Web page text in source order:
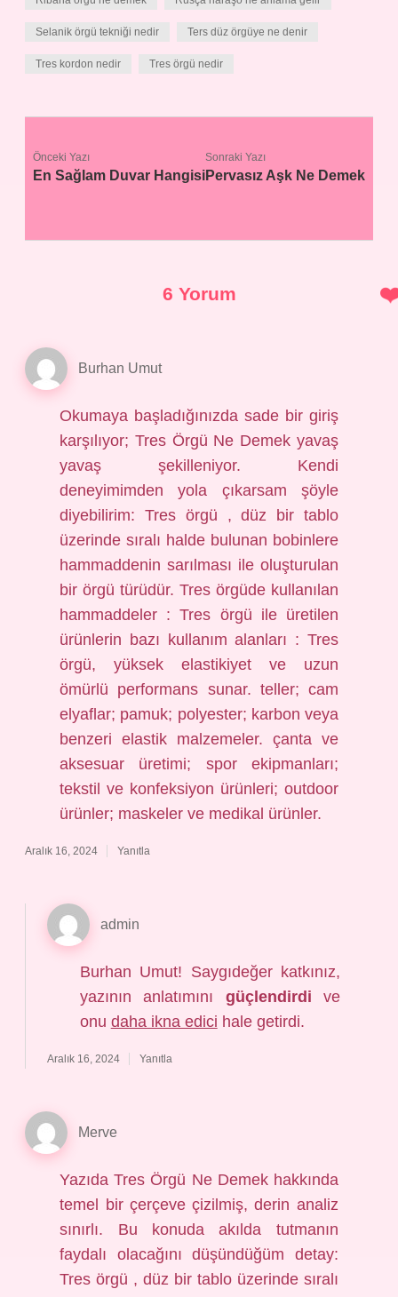
Selanik örgü tekniği nedir Ters düz örgüye ne denir
Tres kordon nedir Tres örgü nedir
Önceki Yazı
En Sağlam Duvar Hangisi
Sonraki Yazı
Pervasız Aşk Ne Demek
6 Yorum
Burhan Umut
Okumaya başladığınızda sade bir giriş
karşılıyor; Tres Örgü Ne Demek yavaş
yavaş şekilleniyor. Kendi
deneyimimden yola çıkarsam şöyle
diyebilirim: Tres örgü , düz bir tablo
üzerinde sıralı halde bulunan bobinlere
hammaddenin sarılması ile oluşturulan
bir örgü türüdür. Tres örgüde kullanılan
hammaddeler : Tres örgü ile üretilen
ürünlerin bazı kullanım alanları : Tres
örgü, yüksek elastikiyet ve uzun
ömürlü performans sunar. teller; cam
elyaflar; pamuk; polyester; karbon veya
benzeri elastik malzemeler. çanta ve
aksesuar üretimi; spor ekipmanları;
tekstil ve konfeksiyon ürünleri; outdoor
ürünler; maskeler ve medikal ürünler.
Aralık 16, 2024 Yanıtla
admin
Burhan Umut! Saygıdeğer katkınız,
yazının anlatımını güçlendirdi ve
onu daha ikna edici hale getirdi.
Aralık 16, 2024 Yanıtla
Merve
Yazıda Tres Örgü Ne Demek hakkında
temel bir çerçeve çizilmiş, derin analiz
sınırlı. Bu konuda akılda tutmanın
faydalı olacağını düşündüğüm detay:
Tres örgü , düz bir tablo üzerinde sıralı